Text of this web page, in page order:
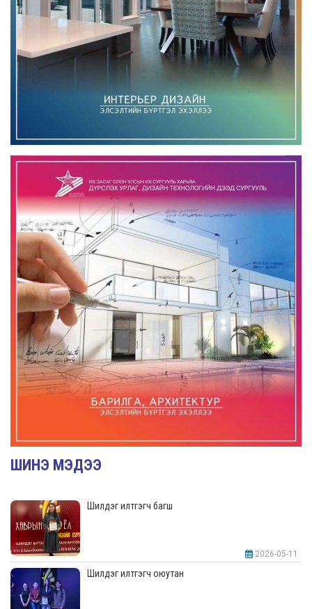
ШИНЭ МЭДЭЭ
Шилдэг илтгэгч багш
2026-05-11
Шилдэг илтгэгч оюутан